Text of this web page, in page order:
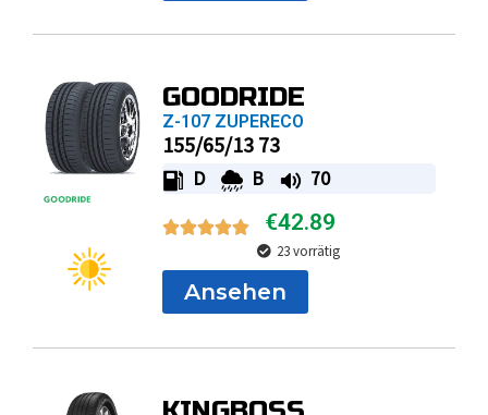
GOODRIDE
Z-107 ZUPERECO
155/65/13 73
D B 70
€42.89
23 vorrätig
Ansehen